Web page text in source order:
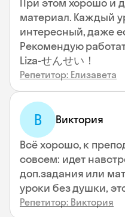
материал. Каждый
интересный, даже
Рекомендую
Liza-せんせい！
Репетитор: Елизавета
В Виктория
Всё хорошо, к
совсем: идет
доп.задания или
уроки без душки,
Репетитор: Виктория